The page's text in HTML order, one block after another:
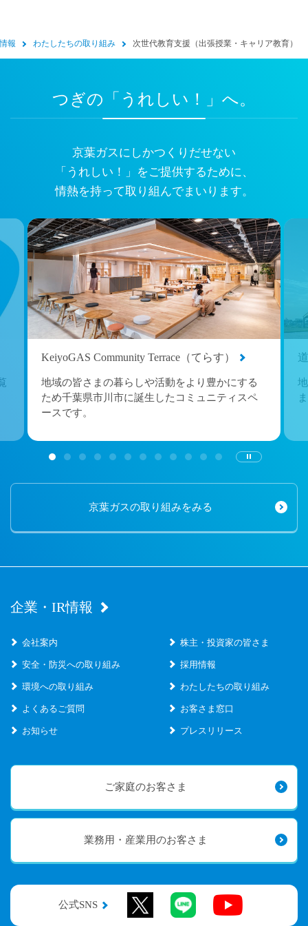
報 わたしたちの取り組み 次世代教育支援（出張授業・キャリア教育）
つぎの「うれしい！」へ。
京葉ガスにしかつくりだせない
「うれしい！」をご提供するために、
情熱を持って取り組んでまいります。
KeiyoGAS Community Terrace（てらす）
地域の皆さまの暮らしや活動をより豊かにする
ため千葉県市川市に誕生したコミュニティスペ
ースです。
京葉ガスの取り組みをみる
企業・IR情報
会社案内 株主・投資家の皆さま
安全・防災への取り組み 採用情報
環境への取り組み わたしたちの取り組み
よくあるご質問 お客さま窓口
お知らせ プレスリリース
ご家庭のお客さま
業務用・産業用のお客さま
公式SNS